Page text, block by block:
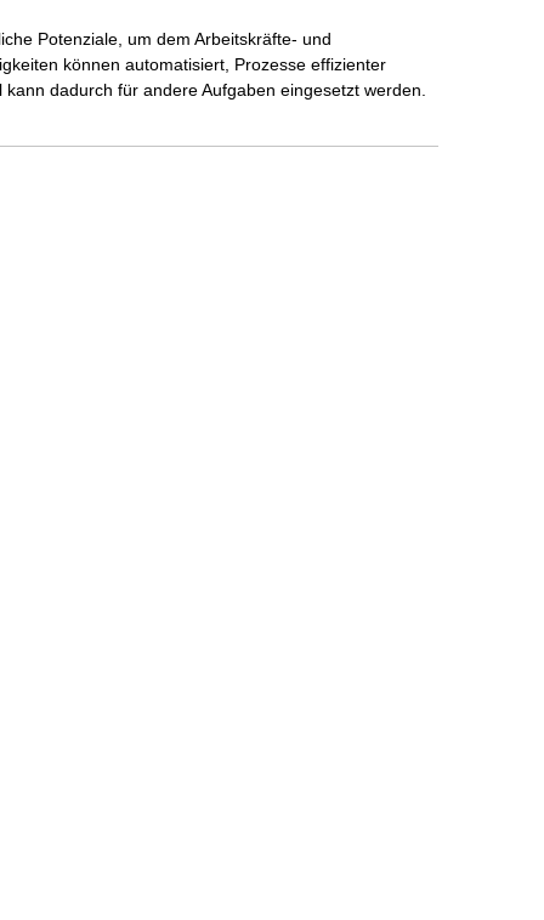
Potenziale, um dem Arbeitskräfte- und
können automatisiert, Prozesse effizienter
dadurch für andere Aufgaben eingesetzt werden.